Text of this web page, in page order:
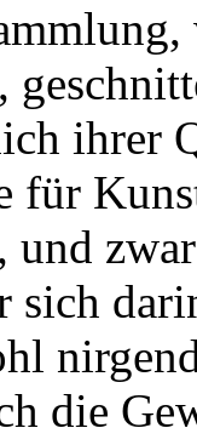
ihrer
für
und
sich
die